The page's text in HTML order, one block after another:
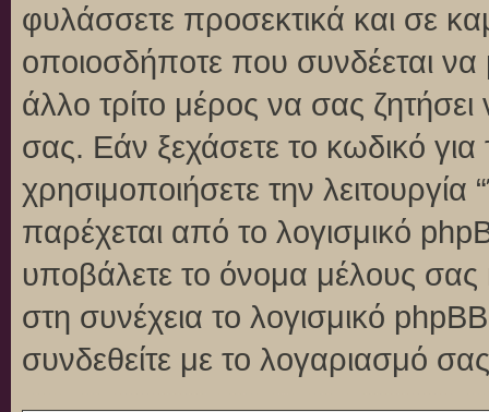
φυλάσσετε προσεκτικά και σε
οποιοσδήποτε που συνδέεται
άλλο τρίτο μέρος να σας
σας. Εάν ξεχάσετε το κωδικό
χρησιμοποιήσετε την
παρέχεται από το λογισμικό
υποβάλετε το όνομα μέλους σας
στη συνέχεια το λογισμικό
συνδεθείτε με το λογαριασμό